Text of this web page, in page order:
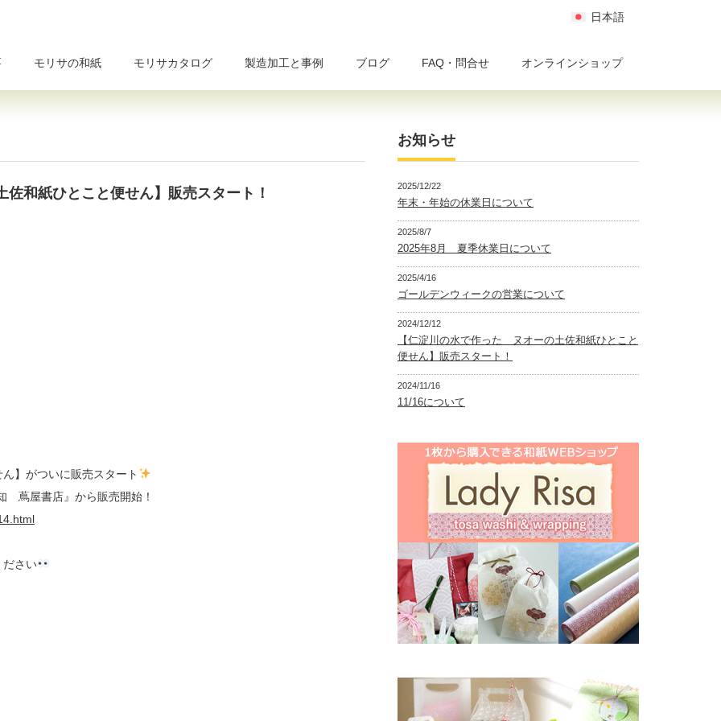
日本語
モリサの和紙 モリサカタログ 製造加工と事例 ブログ FAQ・問合せ オンラインショップ
和紙ひとこと便せん】販売スタート！
】がついに販売スタート
蔦屋書店』から販売開始！
ださい
お知らせ
2025/12/22
年末・年始の休業日について
2025/8/7
2025年8月 夏季休業日について
2025/4/16
ゴールデンウィークの営業について
2024/12/12
【仁淀川の水で作った ヌオーの土佐和紙ひとこと
便せん】販売スタート！
2024/11/16
11/16について